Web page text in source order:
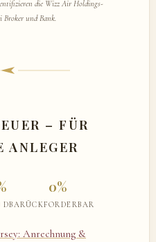
die Wizz Air Holdings-
Broker und Bank.
– FÜR
ANLEGER
DBA
0%
RÜCKFORDERBAR
Anrechnung &